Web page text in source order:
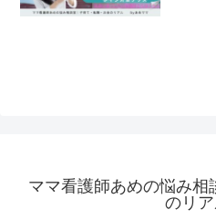
ママ看護師あめの悩み
のリ